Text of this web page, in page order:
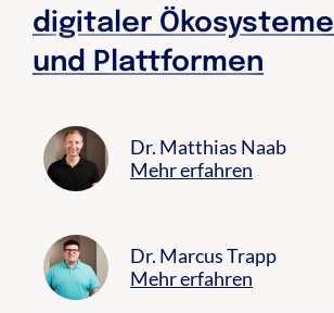
digitaler Ökosysteme
und Plattformen
Dr. Matthias Naab
Mehr erfahren
Dr. Marcus Trapp
Mehr erfahren